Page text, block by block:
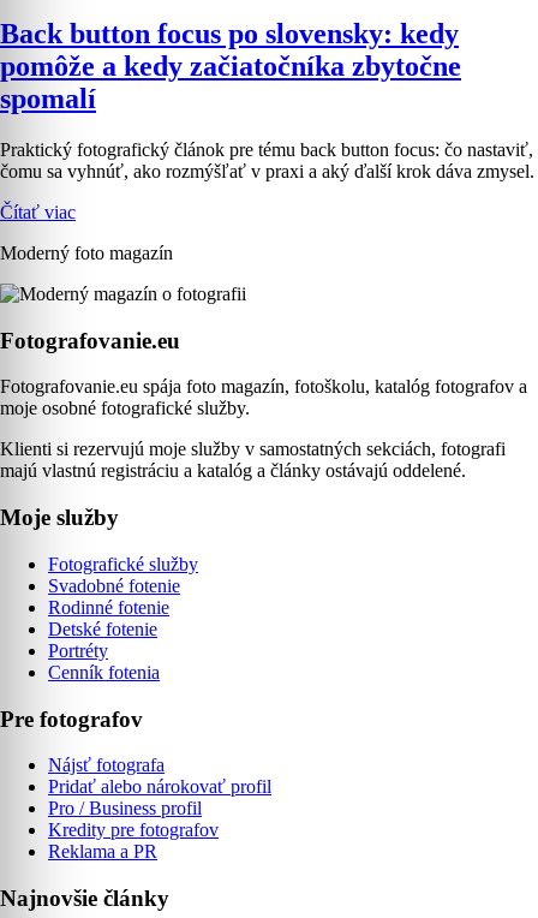
Back button focus po slovensky: kedy
pomôže a kedy začiatočníka zbytočne
spomalí
Praktický fotografický článok pre tému back button focus: čo nastaviť,
čomu sa vyhnúť, ako rozmýšľať v praxi a aký ďalší krok dáva zmysel.
Čítať viac
Moderný foto magazín
Fotografovanie.eu
Fotografovanie.eu spája foto magazín, fotoškolu, katalóg fotografov a
moje osobné fotografické služby.
Klienti si rezervujú moje služby v samostatných sekciách, fotografi
majú vlastnú registráciu a katalóg a články ostávajú oddelené.
Moje služby
Fotografické služby
Svadobné fotenie
Rodinné fotenie
Detské fotenie
Portréty
Cenník fotenia
Pre fotografov
Nájsť fotografa
Pridať alebo nárokovať profil
Pro / Business profil
Kredity pre fotografov
Reklama a PR
Najnovšie články